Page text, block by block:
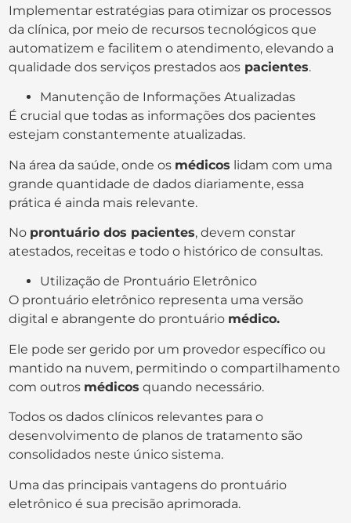
Implementar estratégias para otimizar os processos
da clínica, por meio de recursos tecnológicos que
automatizem e facilitem o atendimento, elevando a
qualidade dos serviços prestados aos pacientes.
Manutenção de Informações Atualizadas
É crucial que todas as informações dos pacientes
estejam constantemente atualizadas.
Na área da saúde, onde os médicos lidam com uma
grande quantidade de dados diariamente, essa
prática é ainda mais relevante.
No prontuário dos pacientes, devem constar
atestados, receitas e todo o histórico de consultas.
Utilização de Prontuário Eletrônico
O prontuário eletrônico representa uma versão
digital e abrangente do prontuário médico.
Ele pode ser gerido por um provedor específico ou
mantido na nuvem, permitindo o compartilhamento
com outros médicos quando necessário.
Todos os dados clínicos relevantes para o
desenvolvimento de planos de tratamento são
consolidados neste único sistema.
Uma das principais vantagens do prontuário
eletrônico é sua precisão aprimorada.